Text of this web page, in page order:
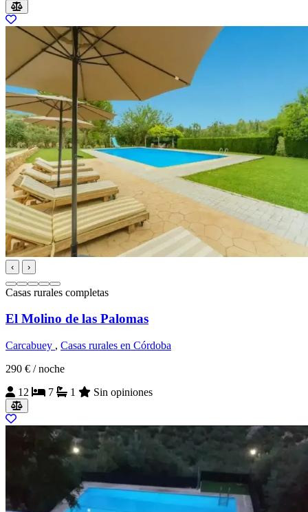
‹ ›
Casas rurales completas
El Molino de las Palomas
Carcabuey , Casas rurales en Córdoba
290 € / noche
12
7 1 Sin opiniones